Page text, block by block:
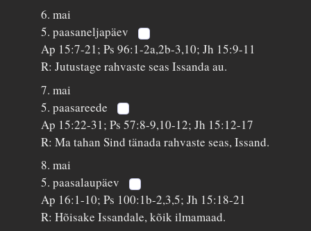
6. mai
5. paasaneljapäev
Ap 15:7-21; Ps 96:1-2a,2b-3,10; Jh 15:9-11
R: Jutustage rahvaste seas Issanda au.
7. mai
5. paasareede
Ap 15:22-31; Ps 57:8-9,10-12; Jh 15:12-17
R: Ma tahan Sind tänada rahvaste seas, Issand.
8. mai
5. paasalaupäev
Ap 16:1-10; Ps 100:1b-2,3,5; Jh 15:18-21
R: Hõisake Issandale, kõik ilmamaad.